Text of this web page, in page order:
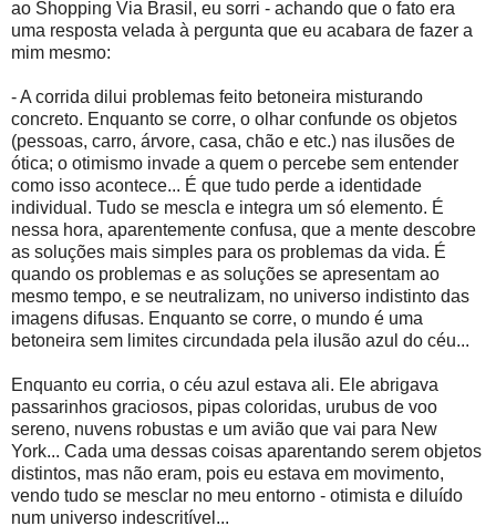
ao Shopping Via Brasil, eu sorri - achando que o fato era
uma resposta velada à pergunta que eu acabara de fazer a
mim mesmo:
- A corrida dilui problemas feito betoneira misturando
concreto. Enquanto se corre, o olhar confunde os objetos
(pessoas, carro, árvore, casa, chão e etc.) nas ilusões de
ótica; o otimismo invade a quem o percebe sem entender
como isso acontece... É que tudo perde a identidade
individual. Tudo se mescla e integra um só elemento. É
nessa hora, aparentemente confusa, que a mente descobre
as soluções mais simples para os problemas da vida. É
quando os problemas e as soluções se apresentam ao
mesmo tempo, e se neutralizam, no universo indistinto das
imagens difusas. Enquanto se corre, o mundo é uma
betoneira sem limites circundada pela ilusão azul do céu...
Enquanto eu corria, o céu azul estava ali. Ele abrigava
passarinhos graciosos, pipas coloridas, urubus de voo
sereno, nuvens robustas e um avião que vai para New
York... Cada uma dessas coisas aparentando serem objetos
distintos, mas não eram, pois eu estava em movimento,
vendo tudo se mesclar no meu entorno - otimista e diluído
num universo indescritível...